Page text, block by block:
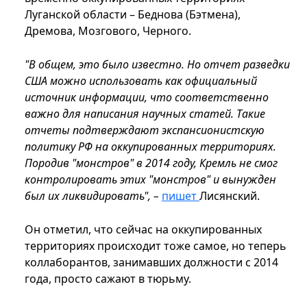
Луганской области – Беднова (Бэтмена),
Дремова, Мозгового, Черного.
"В общем, это было известно. Но отчет разведки
США можно использовать как официальный
источник информации, что соответственно
важно для написания научных статей. Такие
отчеты подтверждают экспансионистскую
политику РФ на оккупированных территориях.
Породив "монстров" в 2014 году, Кремль не смог
контролировать этих "монстров" и вынужден
был их ликвидировать", – пишетЛисянский.
Он отметил, что сейчас на оккупированных
территориях происходит тоже самое, но теперь
коллаборантов, занимавших должности с 2014
года, просто сажают в тюрьму.